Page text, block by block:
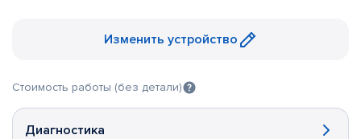
Изменить устройство
Стоимость работы (без детали)
Диагностика